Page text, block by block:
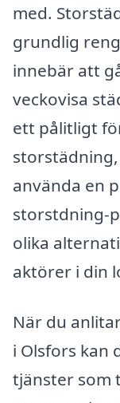
med.
grundlig
innebär att
veckovisa
ett pålitligt
använda en
storstdning-
olika
aktörer i din
När du
i Olsfors kan
tjänster som